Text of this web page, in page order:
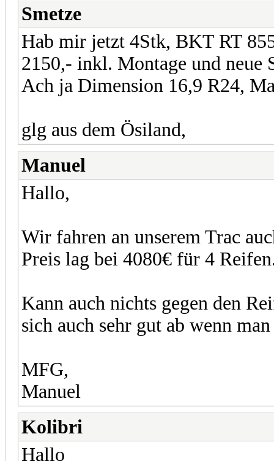
Smetze
Hab mir jetzt 4Stk, BKT RT
2150,- inkl. Montage und neue
Ach ja Dimension 16,9 R24,
glg aus dem Ösiland,
Manuel
Hallo,
Wir fahren an unserem Trac
Preis lag bei 4080€ für 4
Kann auch nichts gegen den
sich auch sehr gut ab wenn
MFG,
Manuel
Kolibri
Hallo